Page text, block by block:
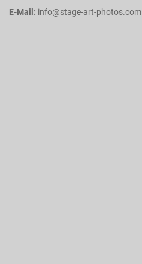
E-Mail: info@stage-art-photos.com